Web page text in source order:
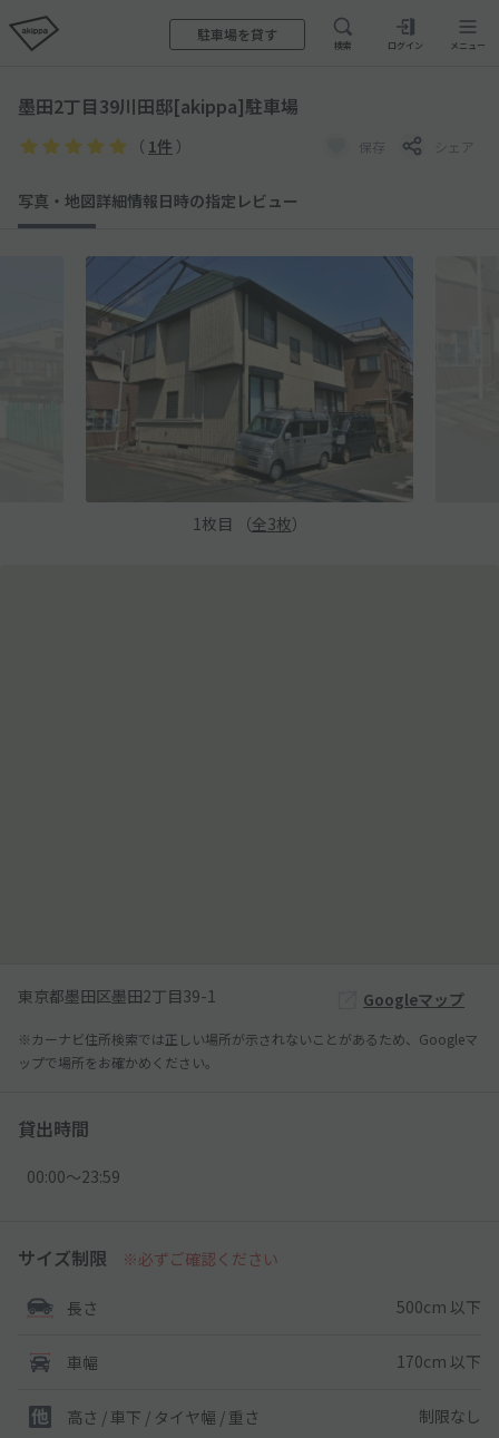
駐車場を貸す
検索 ログイン メニュー
墨田2丁目39川田邸[akippa]駐車場
（ 1件 ） 保存 シェア
写真・地図詳細情報日時の指定 レビュー
1 枚目 （全3枚）
東京都墨田区墨田2丁目39-1 Googleマップ
※カーナビ住所検索では正しい場所が示されないことがあるため、Googleマ
ップで場所をお確かめください。
貸出時間
00:00〜23:59
サイズ制限 ※必ずご確認ください
長さ 500cm 以下
車幅 170cm 以下
高さ / 車下 / タイヤ幅 / 重さ 制限なし